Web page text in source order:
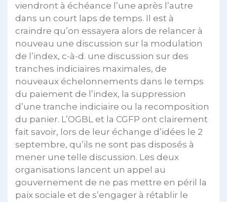
viendront à échéance l’une après l’autre
dans un court laps de temps. Il est à
craindre qu’on essayera alors de relancer à
nouveau une discussion sur la modulation
de l’index, c-à-d. une discussion sur des
tranches indiciaires maximales, de
nouveaux échelonnements dans le temps
du paiement de l’index, la suppression
d’une tranche indiciaire ou la recomposition
du panier. L’OGBL et la CGFP ont clairement
fait savoir, lors de leur échange d’idées le 2
septembre, qu’ils ne sont pas disposés à
mener une telle discussion. Les deux
organisations lancent un appel au
gouvernement de ne pas mettre en péril la
paix sociale et de s’engager à rétablir le